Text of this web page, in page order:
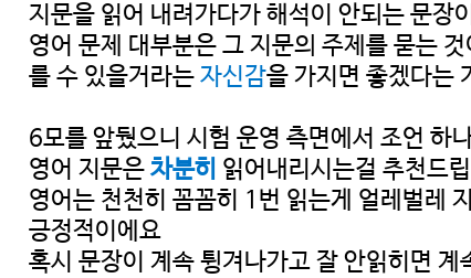
지문을 읽어 내려가다가 해석이 안되는 문장
영어 문제 대부분은 그 지문의 주제를 묻는
를 수 있을거라는자신감을 가지면 좋겠다는
6모를 앞뒀으니 시험 운영 측면에서 조언 하
영어 지문은차분히 읽어내리시는걸 추천드
영어는 천천히 꼼꼼히 1번 읽는게 얼레벌레
긍정적이에요
혹시 문장이 계속 튕겨나가고 잘 안읽히면